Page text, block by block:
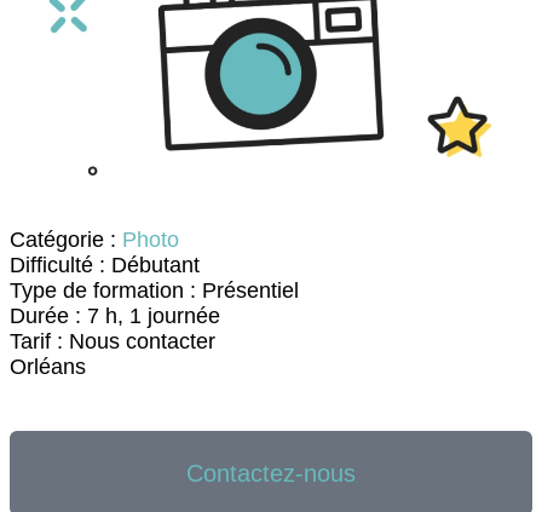
Catégorie : Photo
Difficulté : Débutant
Type de formation : Présentiel
Durée : 7 h, 1 journée
Tarif : Nous contacter
Orléans
Contactez-nous